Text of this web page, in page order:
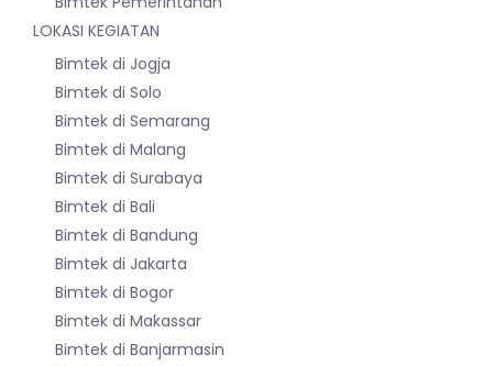
LOKASI KEGIATAN
Bimtek di Jogja
Bimtek di Solo
Bimtek di Semarang
Bimtek di Malang
Bimtek di Surabaya
Bimtek di Bali
Bimtek di Bandung
Bimtek di Jakarta
Bimtek di Bogor
Bimtek di Makassar
Bimtek di Banjarmasin